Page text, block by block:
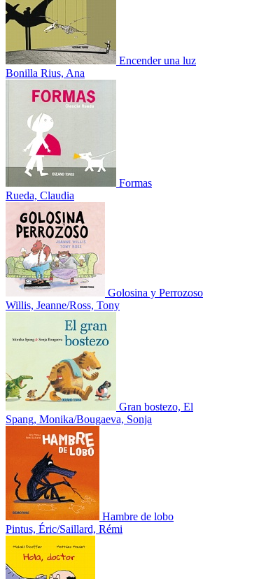
Encender una luz
Bonilla Rius, Ana
Formas
Rueda, Claudia
Golosina y Perrozoso
Willis, Jeanne/Ross, Tony
Gran bostezo, El
Spang, Monika/Bougaeva, Sonja
Hambre de lobo
Pintus, Éric/Saillard, Rémi